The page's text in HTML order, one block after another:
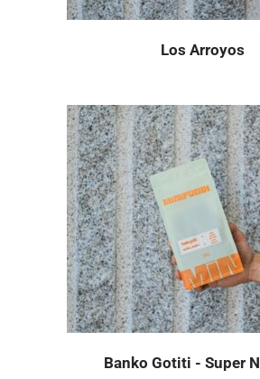
Los Arroyos
Banko Gotiti - Super